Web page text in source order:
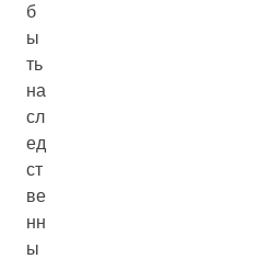
б
ы
ть
на
сл
ед
ст
ве
нн
ы